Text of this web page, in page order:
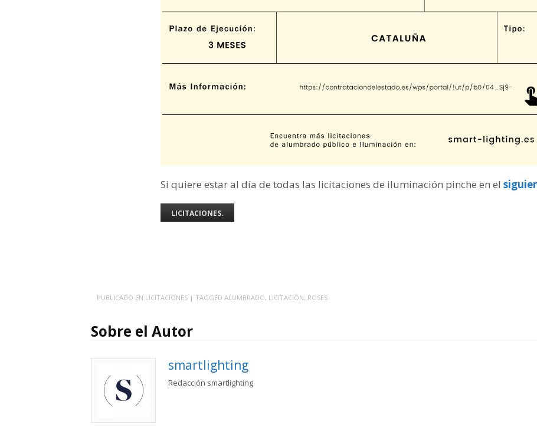
Si quiere estar al día de todas las licitaciones de iluminación pinche en el
LICITACIONES.
PUBLICADO EN LICITACIONES | TAGGED ALUMBRADO, LICITACIÓN, ROSES
Sobre el Autor
smartlighting
Redacción smartlighting